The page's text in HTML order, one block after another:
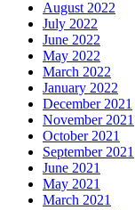
August 2022
July 2022
June 2022
May 2022
March 2022
January 2022
December 2021
November 2021
October 2021
September 2021
June 2021
May 2021
March 2021